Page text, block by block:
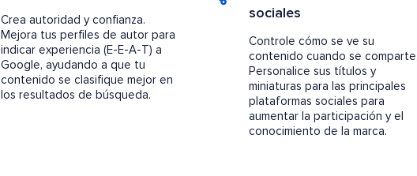
Crea autoridad y confianza.
Mejora tus perfiles de autor para
indicar experiencia (E-E-A-T) a
Google, ayudando a que tu
contenido se clasifique mejor en
los resultados de búsqueda.
sociales
Controle cómo se ve su
contenido cuando se comparte.
Personalice sus títulos y
miniaturas para las principales
plataformas sociales para
aumentar la participación y el
conocimiento de la marca.